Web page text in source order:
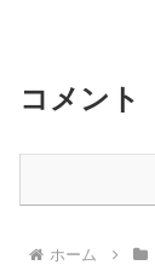
コメント
ホーム